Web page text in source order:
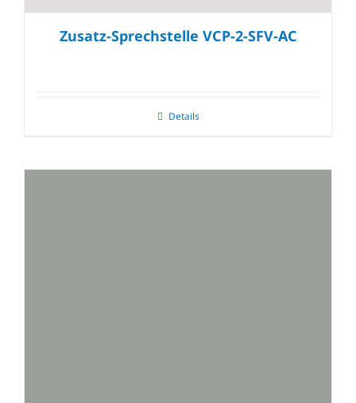
Zusatz-Sprechstelle VCP-2-SFV-AC
Details